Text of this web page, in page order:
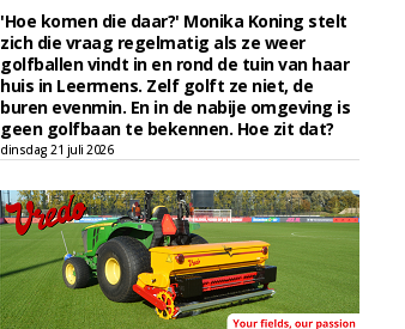
'Hoe komen die daar?' Monika Koning stelt
zich die vraag regelmatig als ze weer
golfballen vindt in en rond de tuin van haar
huis in Leermens. Zelf golft ze niet, de
buren evenmin. En in de nabije omgeving is
geen golfbaan te bekennen. Hoe zit dat?
dinsdag 21 juli 2026